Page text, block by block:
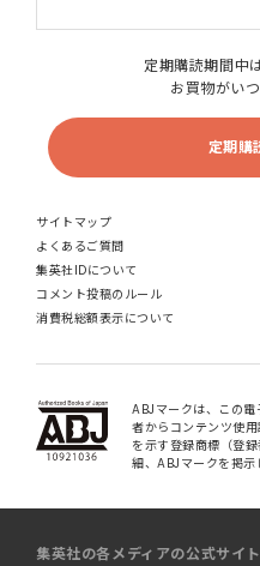
定期購読期間中
お買物がい
定期購
サイトマップ
よくあるご質問
集英社IDについて
コメント投稿のルール
消費税総額表示について
ABJマークは、この
者からコンテンツ使
を示す登録商標（登
細、ABJマークを掲
集英社の各メディアの公式サイト